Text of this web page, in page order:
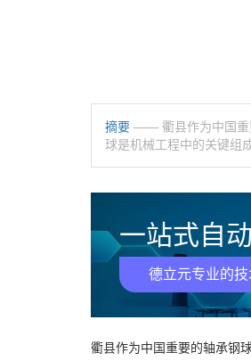
摘要 —— 衢县作为中国重
球是机械工程中的关键组
一站式自
德立元专业的
衢县作为中国重要的轴承钢